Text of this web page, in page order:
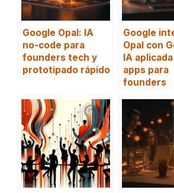
Google Opal: IA
no-code para
founders tech y
prototipado rápido
Google
Opal con
IA
apps para
founders